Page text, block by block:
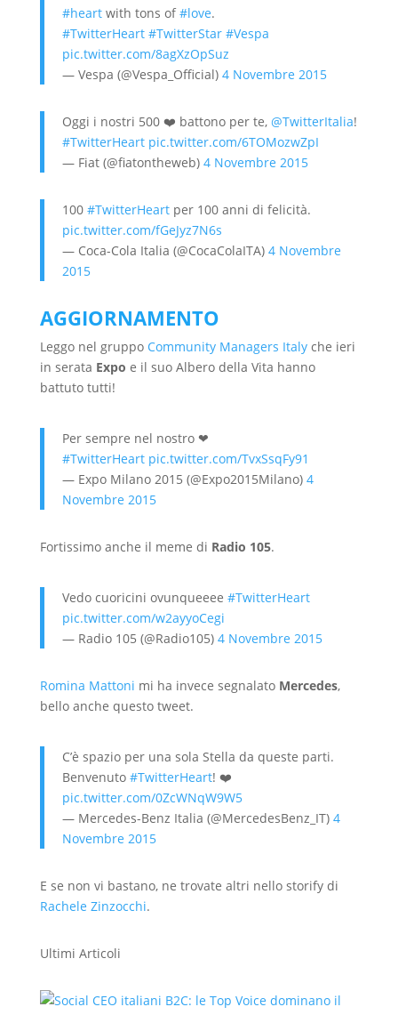
#heartwith tons of#love.
#TwitterHeart #TwitterStar #Vespa
pic.twitter.com/8agXzOpSuz
— Vespa (@Vespa_Official) 4 Novembre 2015
Oggi i nostri 500 ❤️ battono per te, @TwitterItalia!
#TwitterHeart pic.twitter.com/6TOMozwZpI
— Fiat (@fiatontheweb) 4 Novembre 2015
100 #TwitterHeartper 100 anni di felicità.
pic.twitter.com/fGeJyz7N6s
— Coca-Cola Italia (@CocaColaITA) 4 Novembre
2015
AGGIORNAMENTO
Leggo nel gruppo Community Managers Italyche ieri
in serata Expo e il suo Albero della Vita hanno
battuto tutti!
Per sempre nel nostro ❤
#TwitterHeart pic.twitter.com/TvxSsqFy91
— Expo Milano 2015 (@Expo2015Milano) 4
Novembre 2015
Fortissimo anche il meme di Radio 105.
Vedo cuoricini ovunqueeee #TwitterHeart
pic.twitter.com/w2ayyoCegi
— Radio 105 (@Radio105) 4 Novembre 2015
Romina Mattoni mi ha invece segnalato Mercedes,
bello anche questo tweet.
C’è spazio per una sola Stella da queste parti.
Benvenuto #TwitterHeart! ❤️
pic.twitter.com/0ZcWNqW9W5
— Mercedes-Benz Italia (@MercedesBenz_IT) 4
Novembre 2015
E se non vi bastano, ne trovate altri nello storify di
Rachele Zinzocchi.
Ultimi Articoli